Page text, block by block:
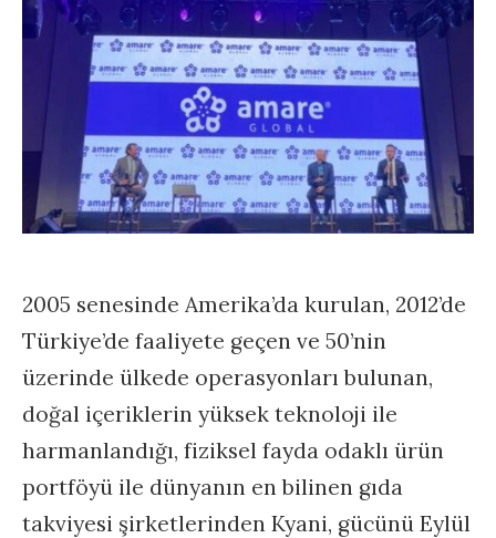
2005 senesinde Amerika’da kurulan, 2012’de
Türkiye’de faaliyete geçen ve 50’nin
üzerinde ülkede operasyonları bulunan,
doğal içeriklerin yüksek teknoloji ile
harmanlandığı, fiziksel fayda odaklı ürün
portföyü ile dünyanın en bilinen gıda
takviyesi şirketlerinden Kyani, gücünü Eylül